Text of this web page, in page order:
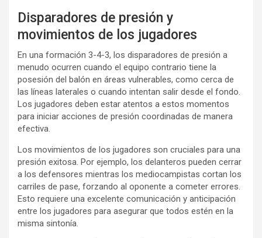
Disparadores de presión y
movimientos de los jugadores
En una formación 3-4-3, los disparadores de presión a
menudo ocurren cuando el equipo contrario tiene la
posesión del balón en áreas vulnerables, como cerca de
las líneas laterales o cuando intentan salir desde el fondo.
Los jugadores deben estar atentos a estos momentos
para iniciar acciones de presión coordinadas de manera
efectiva.
Los movimientos de los jugadores son cruciales para una
presión exitosa. Por ejemplo, los delanteros pueden cerrar
a los defensores mientras los mediocampistas cortan los
carriles de pase, forzando al oponente a cometer errores.
Esto requiere una excelente comunicación y anticipación
entre los jugadores para asegurar que todos estén en la
misma sintonía.